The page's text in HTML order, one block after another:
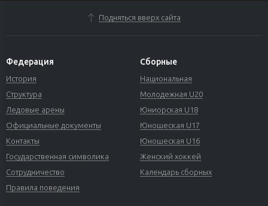
Подняться вверх сайта
Федерация
История
Структура
Ледовые арены
Официальные документы
Контакты
Государственная символика
Сотрудничество
Правила поведения
Сборные
Национальная
Молодежная U20
Юниорская U18
Юношеская U17
Юношеская U16
Женский хоккей
Календарь сборных